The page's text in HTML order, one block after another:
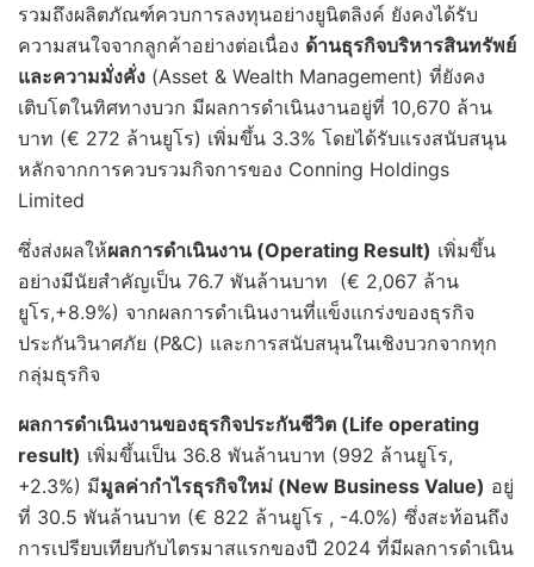
รวมถึงผลิตภัณฑ์ควบการลงทุนอย่างยูนิตลิงค์ ยังคงได้รับ
ความสนใจจากลูกค้าอย่างต่อเนื่อง ด้านธุรกิจบริหารสินทรัพย์
และความมั่งคั่ง (Asset & Wealth Management) ที่ยังคง
เติบโตในทิศทางบวก มีผลการดำเนินงานอยู่ที่ 10,670 ล้าน
บาท (€ 272 ล้านยูโร) เพิ่มขึ้น 3.3% โดยได้รับแรงสนับสนุน
หลักจากการควบรวมกิจการของ Conning Holdings
Limited
ซึ่งส่งผลให้ผลการดำเนินงาน (Operating Result) เพิ่มขึ้น
อย่างมีนัยสำคัญเป็น 76.7 พันล้านบาท (€ 2,067 ล้าน
ยูโร,+8.9%) จากผลการดำเนินงานที่แข็งแกร่งของธุรกิจ
ประกันวินาศภัย (P&C) และการสนับสนุนในเชิงบวกจากทุก
กลุ่มธุรกิจ
ผลการดำเนินงานของธุรกิจประกันชีวิต (Life operating
result) เพิ่มขึ้นเป็น 36.8 พันล้านบาท (992 ล้านยูโร,
+2.3%) มีมูลค่ากำไรธุรกิจใหม่ (New Business Value) อยู่
ที่ 30.5 พันล้านบาท (€ 822 ล้านยูโร , -4.0%) ซึ่งสะท้อนถึง
การเปรียบเทียบกับไตรมาสแรกของปี 2024 ที่มีผลการดำเนิน